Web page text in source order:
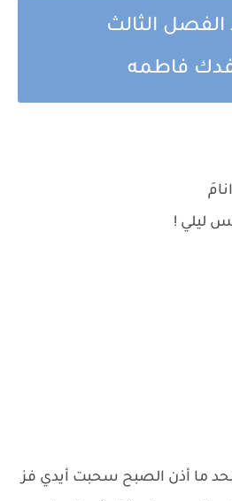
الفصل الثالث
فدك فاطمه
ليلي !
ما أذن الصبح سحبت أيدي فز